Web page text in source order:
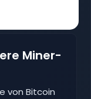
Miner-
von Bitcoin